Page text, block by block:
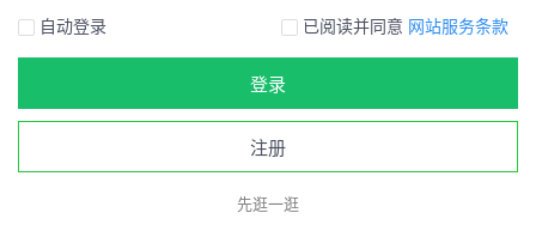
自动登录
已阅读并同意 网站服务条款
登录
注册
先逛一逛